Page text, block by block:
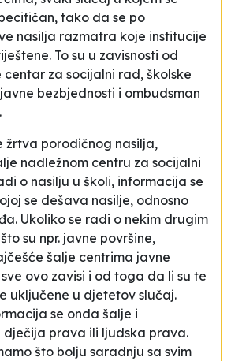
tako da se po
nasilja razmatra koje institucije
To su u zavisnosti od
za socijalni rad, školske
bezbjednosti i ombudsman
žrtva porodičnog nasilja,
nadležnom centru za socijalni
o nasilju u školi, informacija se
se dešava nasilje, odnosno
Ukoliko se radi o nekim drugim
su npr. javne površine,
šalje centrima javne
ovo zavisi i od toga da li su te
uključene u djetetov slučaj.
se onda šalje i
dječija prava ili ljudska prava.
što bolju saradnju sa svim